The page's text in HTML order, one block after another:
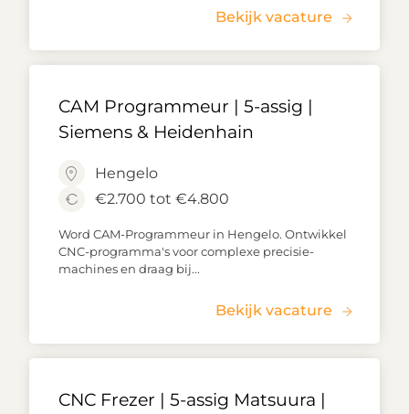
Bekijk vacature
CAM Programmeur | 5-assig |
Siemens & Heidenhain
Hengelo
€2.700 tot €4.800
Word CAM-Programmeur in Hengelo. Ontwikkel
CNC-programma's voor complexe precisie-
machines en draag bij...
Bekijk vacature
CNC Frezer | 5-assig Matsuura |